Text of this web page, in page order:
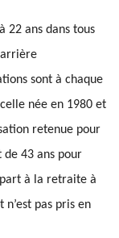
22 ans dans tous
sont à chaque
née en 1980 et
retenue pour
de 43 ans pour
à la retraite à
pas pris en